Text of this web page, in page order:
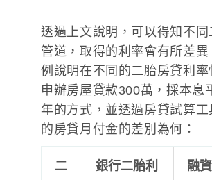
透過上文說明，可以得知不同
管道，取得的利率會有所差異
例說明在不同的二胎房貸利率
申辦房屋貸款300萬，採本息
年的方式，並透過房貸試算工
的房貸月付金的差別為何：
二
銀行二胎利
融